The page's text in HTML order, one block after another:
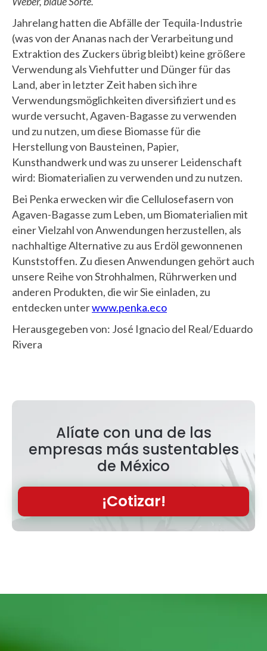
Jahrelang hatten die Abfälle der Tequila-Industrie
(was von der Ananas nach der Verarbeitung und
Extraktion des Zuckers übrig bleibt) keine größere
Verwendung als Viehfutter und Dünger für das
Land, aber in letzter Zeit haben sich ihre
Verwendungsmöglichkeiten diversifiziert und es
wurde versucht, Agaven-Bagasse zu verwenden
und zu nutzen, um diese Biomasse für die
Herstellung von Bausteinen, Papier,
Kunsthandwerk und was zu unserer Leidenschaft
wird: Biomaterialien zu verwenden und zu nutzen.
Bei Penka erwecken wir die Cellulosefasern von
Agaven-Bagasse zum Leben, um Biomaterialien mit
einer Vielzahl von Anwendungen herzustellen, als
nachhaltige Alternative zu aus Erdöl gewonnenen
Kunststoffen. Zu diesen Anwendungen gehört auch
unsere Reihe von Strohhalmen, Rührwerken und
anderen Produkten, die wir Sie einladen, zu
entdecken unterwww.penka.eco
Herausgegeben von: José Ignacio del Real/Eduardo
Rivera
Alíate con una de las
empresas más sustentables
de México
¡Cotizar!